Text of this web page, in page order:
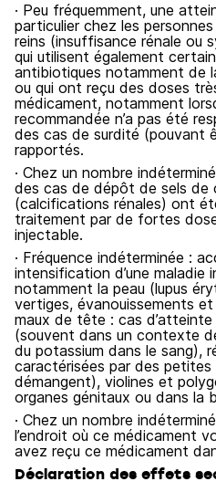
· Peu fréquemment, une
particulier chez les
reins (insuffisance rénale ou
qui utilisent également
antibiotiques notamment de
ou qui ont reçu des doses
médicament, notamment
recommandée n’a pas été
des cas de surdité (pouvant
rapportés.
· Chez un nombre
des cas de dépôt de sels de
(calcifications rénales) ont
traitement par de fortes
injectable.
· Fréquence indéterminée :
intensification d’une
notamment la peau (lupus
vertiges, évanouissements
maux de tête : cas d’atteinte
(souvent dans un contexte
du potassium dans le sang),
caractérisées par des petites
démangent), violines et
organes génitaux ou dans la
· Chez un nombre
l’endroit où ce médicament
avez reçu ce médicament
Déclaration des effets